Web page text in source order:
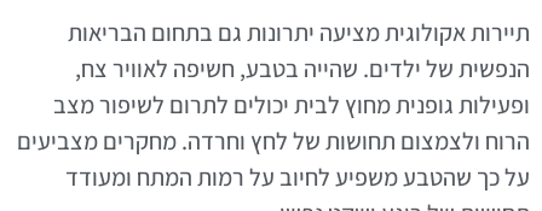
תיירות אקולוגית מציעה יתרונות גם בתחום הבריאות
הנפשית של ילדים. שהייה בטבע, חשיפה לאוויר צח,
ופעילות גופנית מחוץ לבית יכולים לתרום לשיפור מצב
הרוח ולצמצום תחושות של לחץ וחרדה. מחקרים מצביעים
על כך שהטבע משפיע לחיוב על רמות המתח ומעודד